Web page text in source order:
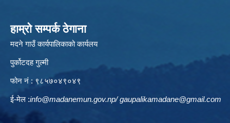
हाम्रो सम्पर्क ठेगाना
मदने गाउँ कार्यपालिकाको कार्यलय
पुर्कोटदह गुल्मी
फोन नं : ९८५७०४९०४९
ई-मेल :info@madanemun.gov.np/gaupalikamadane@gmail.com